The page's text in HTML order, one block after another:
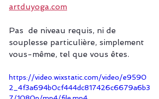
artduyoga.com
Pas  de niveau requis, ni de
souplesse particulière, simplement
vous-même, tel que vous êtes.
https://video.wixstatic.com/video/e9590
2_4f3a694b0cf444dc817426c6679a6b3